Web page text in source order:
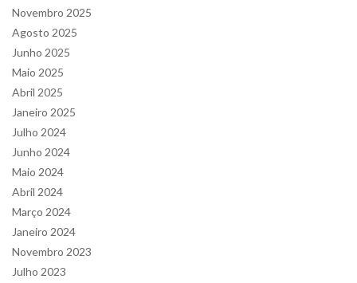
Novembro 2025
Agosto 2025
Junho 2025
Maio 2025
Abril 2025
Janeiro 2025
Julho 2024
Junho 2024
Maio 2024
Abril 2024
Março 2024
Janeiro 2024
Novembro 2023
Julho 2023